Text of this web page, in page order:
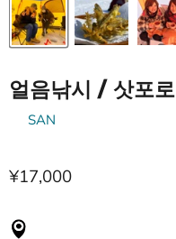
얼음낚시 / 삿포로
SAN
¥17,000